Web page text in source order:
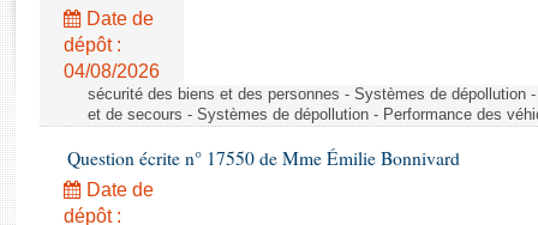
Rapports législatifs
Rapports sur l'application des lois
Baromètre de l’application des lois
Dossiers législatifs
Budget et sécurité sociale
Questions écrites et orales
Date de
dépôt :
04/08/2026
sécurité des biens et des personnes - Systèmes de dépollution
et de secours - Systèmes de dépollution - Performance des
Question écrite n° 17550 de Mme Émilie Bonnivard
Date de
dépôt :